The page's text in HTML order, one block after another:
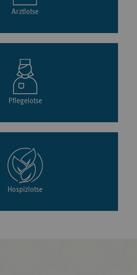
Arztlotse
Pflegelotse
Hospizlotse